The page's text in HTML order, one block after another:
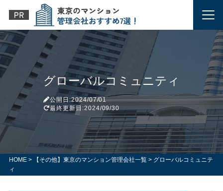
グローバルコミュニティ
公開日:2024/07/01
最終更新日:2024/09/30
HOME> 【その他】東京のマンション管理会社一覧> グローバルコミュニテ
ィ